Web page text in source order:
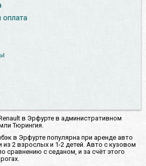
оплата
в Эрфурте в административном
Тюрингия.
в Эрфурте популярна при аренде авто
из 2 взрослых и 1-2 детей. Авто с кузовом
сравнению с седаном, и за счёт этого